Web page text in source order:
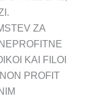
ZA
KAI FILOI
PROFIT